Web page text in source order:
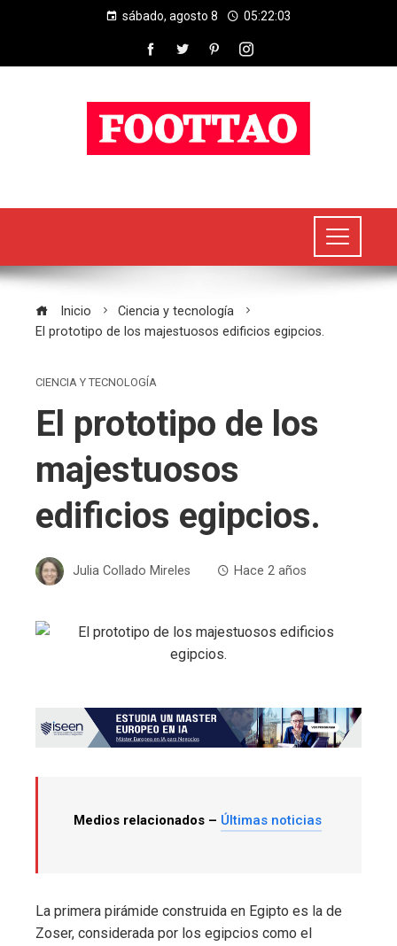
sábado, agosto 8 05:22:03
Inicio
Ciencia y tecnología
El prototipo de los majestuosos edificios egipcios.
CIENCIA Y TECNOLOGÍA
El prototipo de los
majestuosos
edificios egipcios.
Julia Collado Mireles Hace 2 años
Medios relacionados – Últimas noticias
La primera pirámide construida en Egipto es la de
Zoser, considerada por los egipcios como el